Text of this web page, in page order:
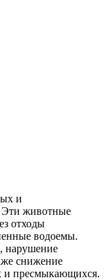
и
Эти животные
отходы
водоемы.
нарушение
снижение
и пресмыкающихся.